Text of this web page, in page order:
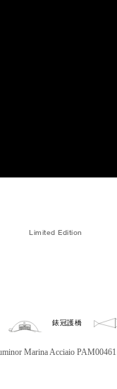
Limited Edition
錶冠護橋